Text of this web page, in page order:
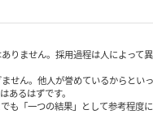
りません。採用過程は人によって
せん。他人が誉めているからとい
あるはずです。
も「一つの結果」として参考程度に